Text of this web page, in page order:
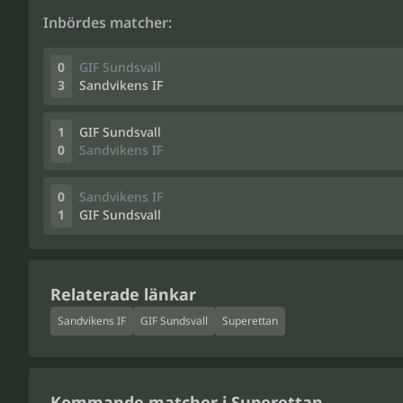
Inbördes matcher:
0
3
GIF Sundsvall
Sandvikens IF
1
0
GIF Sundsvall
Sandvikens IF
0
1
Sandvikens IF
GIF Sundsvall
Relaterade länkar
Sandvikens IF GIF Sundsvall Superettan